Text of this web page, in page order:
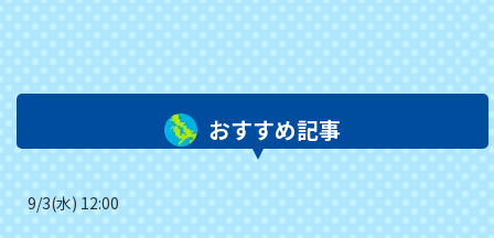
おすすめ記事
9/3(水) 12:00